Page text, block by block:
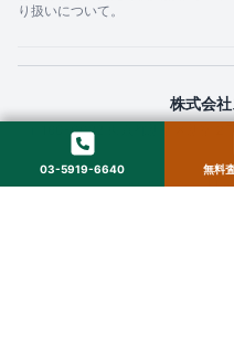
り扱いについて。
株式会
〒160-0022 東京都新宿区新宿２
© 2025
03-5919-6640 無料